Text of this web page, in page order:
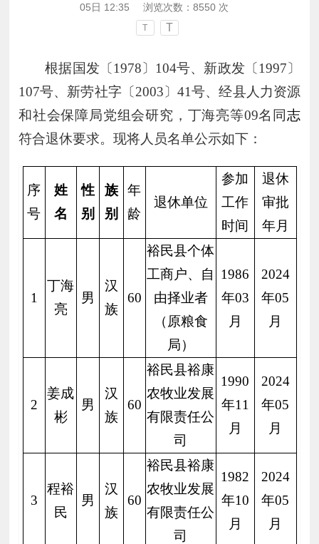
05日 12:35
浏览次数： 8550 次
T T
根据国发〔1978〕 104号、 新政发〔1997〕
107号、新劳社字〔2003〕41号、经县人力资源
和社会保障局党组会研究 ， 丁海亮等09名同志
符合退休要求。现将人员名单公示如下：
序
号
姓
名
性
别
族
别
年
龄
退休单位
参加
工作
时间
退休
审批
年月
1
丁海
亮
男
汉
族
60
裕民县个体
工商户、自
由择业者
（原粮食
局）
1986
年03
月
2024
年05
月
2
姜成
彬
男
汉
族
60
裕民县裕康
农牧业发展
有限责任公
司
1990
年11
月
2024
年05
月
3
程裕
民
男
汉
族
60
裕民县裕康
农牧业发展
有限责任公
司
1982
年10
月
2024
年05
月